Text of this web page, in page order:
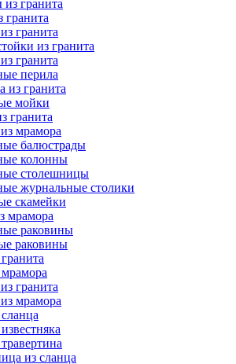
гранита
гранита
гранита
из гранита
гранита
перила
из гранита
мойки
гранита
мрамора
балюстрады
колонны
столешницы
журнальные столики
скамейки
мрамора
раковины
раковины
гранита
мрамора
из сланца